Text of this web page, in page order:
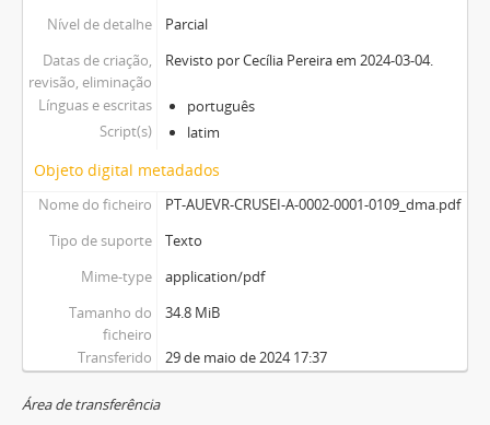
Nível de detalhe
Parcial
Datas de criação,
revisão, eliminação
Revisto por Cecília Pereira em 2024-03-04.
Línguas e escritas
português
Script(s)
latim
Objeto digital metadados
Nome do ficheiro
PT-AUEVR-CRUSEI-A-0002-0001-0109_dma.pdf
Tipo de suporte
Texto
Mime-type
application/pdf
Tamanho do
ficheiro
34.8 MiB
Transferido 29 de maio de 2024 17:37
Área de transferência